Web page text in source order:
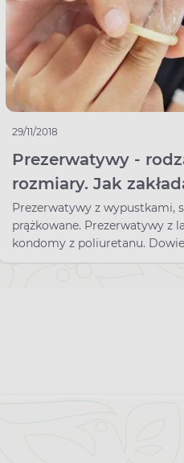
29/11/2018
Prezerwatywy -
rozmiary. Jak
kondom?
Prezerwatywy z wypustkami,
prążkowane. Prezerwatywy z
kondomy z poliuretanu.
dobrać rodzaj i rozmiar